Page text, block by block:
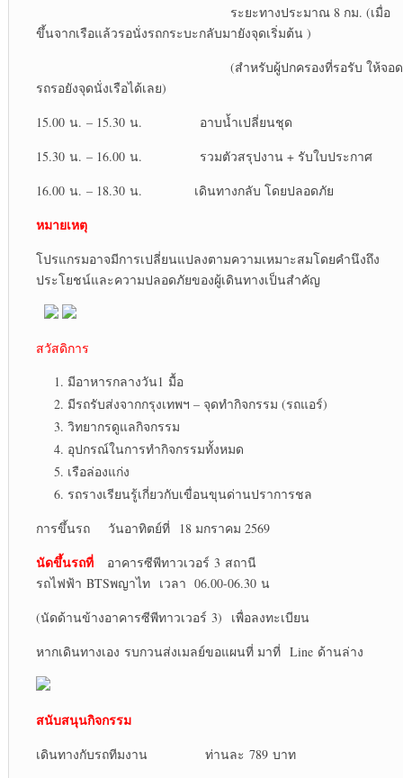
ระยะทางประมาณ 8 กม. (เมื่อ
ขึ้นจากเรือแล้วรอนั่งรถกระบะกลับมายังจุดเริ่มต้น )
(สำหรับผู้ปกครองที่รอรับ ให้จอด
รถรอยังจุดนั่งเรือได้เลย)
15.00 น. – 15.30 น. อาบน้ำเปลี่ยนชุด
15.30 น. – 16.00 น. รวมตัวสรุปงาน + รับใบประกาศ
16.00 น. – 18.30 น. เดินทางกลับ โดยปลอดภัย
หมายเหตุ
โปรแกรมอาจมีการเปลี่ยนแปลงตามความเหมาะสมโดยคำนึงถึง
ประโยชน์และความปลอดภัยของผู้เดินทางเป็นสำคัญ
สวัสดิการ
มีอาหารกลางวัน1 มื้อ
มีรถรับส่งจากกรุงเทพฯ – จุดทำกิจกรรม (รถแอร์)
วิทยากรดูแลกิจกรรม
อุปกรณ์ในการทำกิจกรรมทั้งหมด
เรือล่องแก่ง
รถรางเรียนรู้เกี่ยวกับเขื่อนขุนด่านปราการชล
การขึ้นรถ
วันอาทิตย์ที่ 18 มกราคม 2569
นัดขึ้นรถที่
อาคารซีพีทาวเวอร์ 3 สถานี
รถไฟฟ้า BTSพญาไท เวลา 06.00-06.30 น
(นัดด้านข้างอาคารซีพีทาวเวอร์ 3) เพื่อลงทะเบียน
หากเดินทางเอง รบกวนส่งเมลย์ขอแผนที่ มาที่ Line ด้านล่าง
สนับสนุนกิจกรรม
เดินทางกับรถทีมงาน ท่านละ 789 บาท